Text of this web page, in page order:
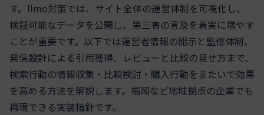
す。llmo対策では、サイト全体の運営体制を可視化し、
検証可能なデータを公開し、第三者の言及を着実に増やす
ことが重要です。以下では運営者情報の開示と監修体制、
発信設計による引用獲得、レビューと比較の見せ方まで、
検索行動の情報収集・比較検討・購入行動をまたいで効果
を高める方法を解説します。福岡など地域拠点の企業でも
再現できる実装指針です。